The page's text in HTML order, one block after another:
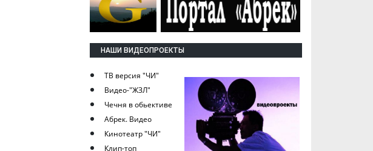
НАШИ ВИДЕОПРОЕКТЫ
ТВ версия "ЧИ"
Видео-"ЖЗЛ"
Чечня в обьективе
Абрек. Видео
Кинотеатр "ЧИ"
Клип-топ